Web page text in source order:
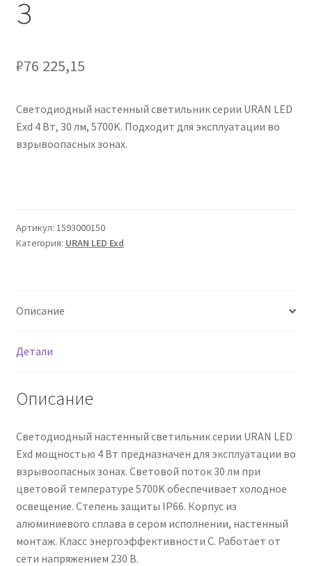
Сертификаты
З
₽76 225,15
Светодиодный настенный светильник серии URAN LED
Exd 4 Вт, 30 лм, 5700K. Подходит для эксплуатации во
взрывоопасных зонах.
Артикул: 1593000150
Категория: URAN LED Exd
Описание
Детали
Описание
Светодиодный настенный светильник серии URAN LED
Exd мощностью 4 Вт предназначен для эксплуатации во
взрывоопасных зонах. Световой поток 30 лм при
цветовой температуре 5700K обеспечивает холодное
освещение. Степень защиты IP66. Корпус из
алюминиевого сплава в сером исполнении, настенный
монтаж. Класс энергоэффективности C. Работает от
сети напряжением 230 В.